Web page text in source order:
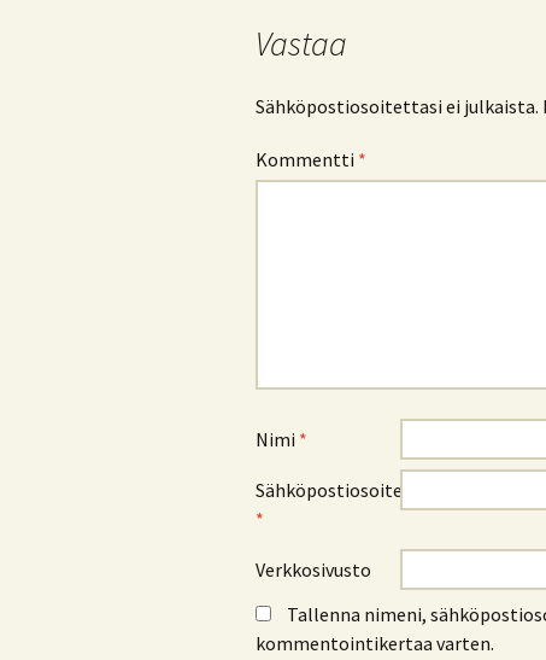
Vastaa
Sähköpostiosoitettasi ei julkaista.
Kommentti *
Nimi *
Sähköpostiosoite
*
Verkkosivusto
Tallenna nimeni,
kommentointikertaa varten.